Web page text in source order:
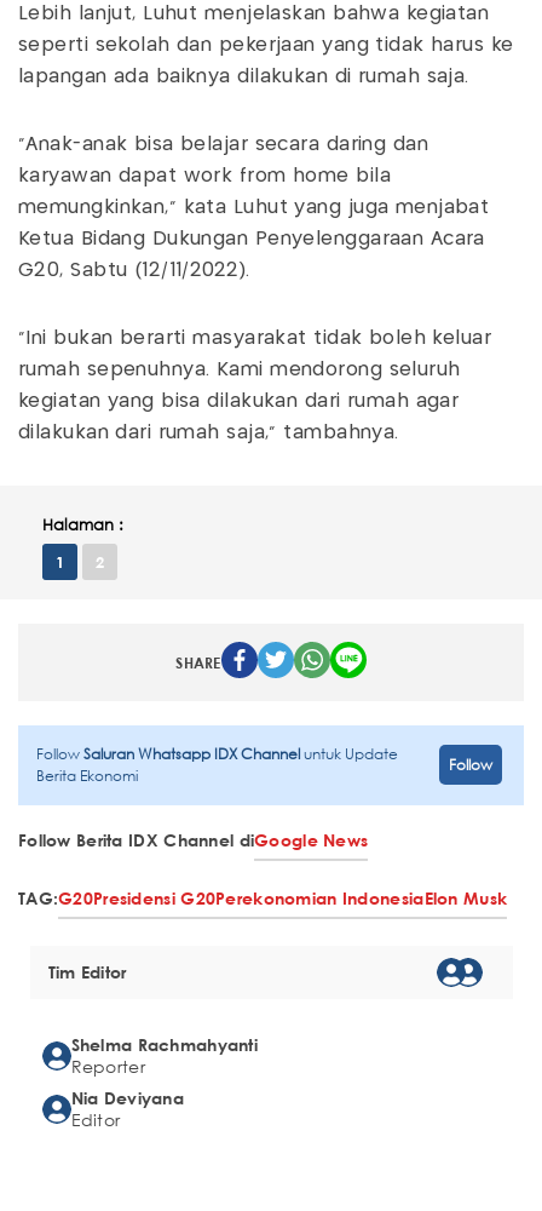
Lebih lanjut, Luhut menjelaskan bahwa kegiatan
seperti sekolah dan pekerjaan yang tidak harus ke
lapangan ada baiknya dilakukan di rumah saja.
"Anak-anak bisa belajar secara daring dan
karyawan dapat work from home bila
memungkinkan," kata Luhut yang juga menjabat
Ketua Bidang Dukungan Penyelenggaraan Acara
G20, Sabtu (12/11/2022).
"Ini bukan berarti masyarakat tidak boleh keluar
rumah sepenuhnya. Kami mendorong seluruh
kegiatan yang bisa dilakukan dari rumah agar
dilakukan dari rumah saja," tambahnya.
Halaman :
1 2
SHARE
FollowSaluran Whatsapp IDX Channeluntuk Update
Berita Ekonomi
Follow
Follow Berita IDX Channel diGoogle News
TAG:G20Presidensi G20Perekonomian IndonesiaElon Musk
Tim Editor
Shelma Rachmahyanti
Reporter
Nia Deviyana
Editor